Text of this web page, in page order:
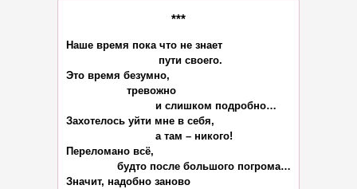
***
Наше время пока что не знает
                             пути своего.
Это время безумно,
                   тревожно
                            и слишком подробно…
Захотелось уйти мне в себя,
                            а там – никого!
Переломано всё,
                будто после большого погрома…
Значит, надобно заново